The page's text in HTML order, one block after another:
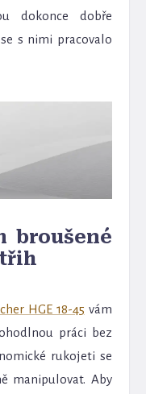
dokonce dobře
s nimi pracovalo
broušené
HGE 18-45 vám
práci bez
rukojeti se
manipulovat. Aby